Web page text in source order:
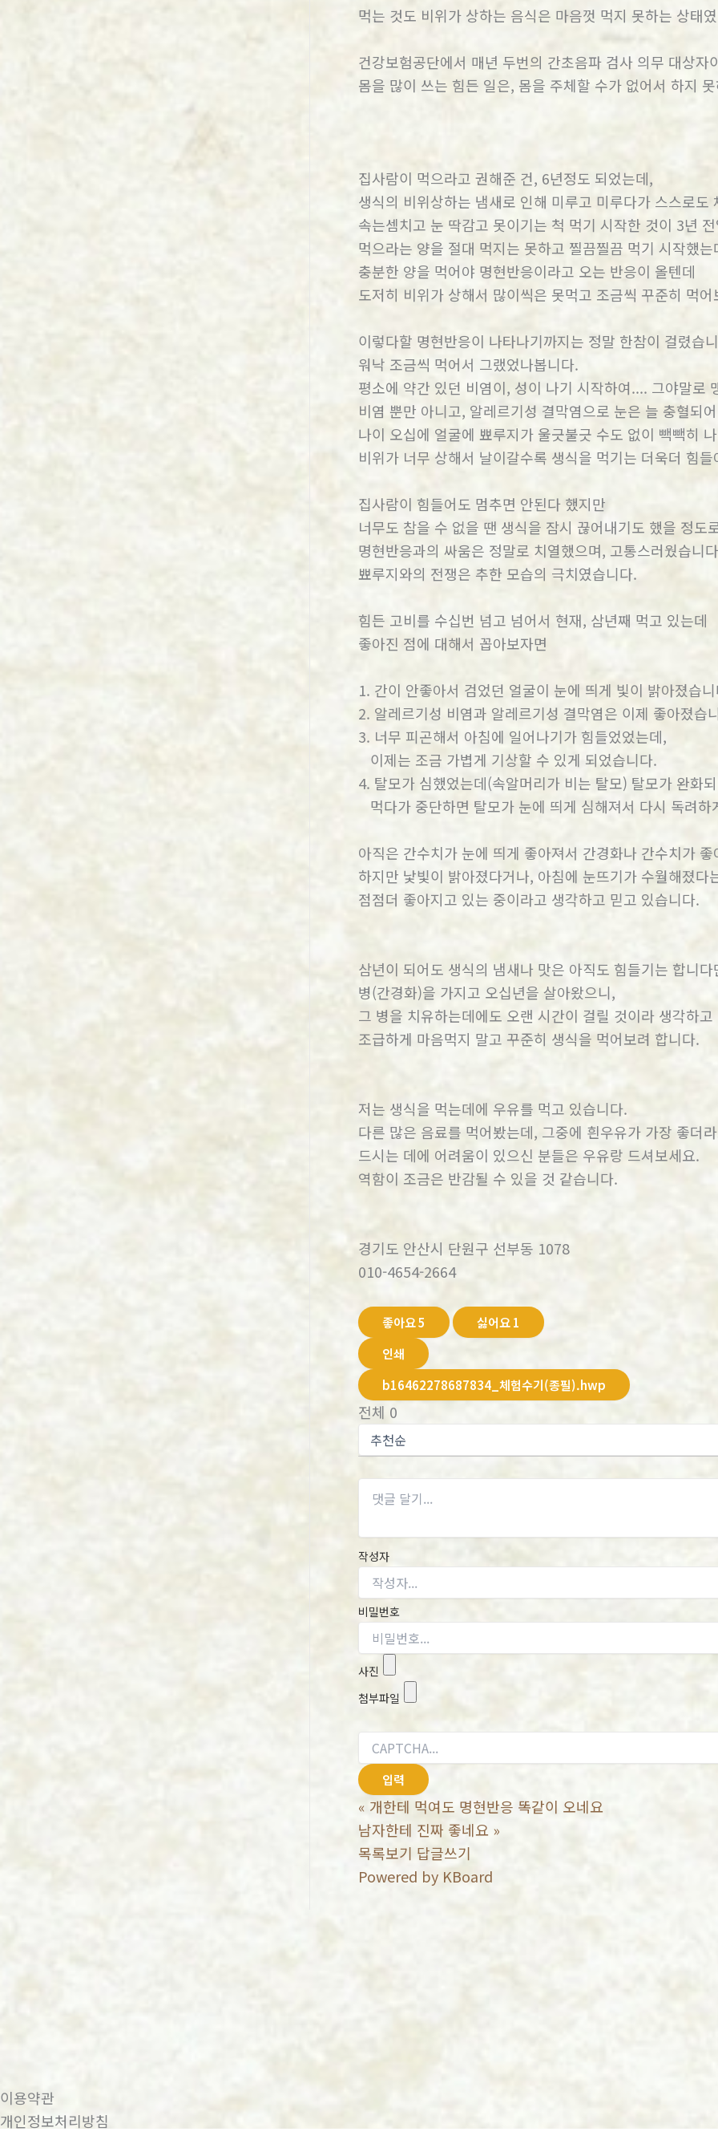
먹는 것도 비위가 상하는 음식은 마음껏 먹지 못하는 상태
건강보험공단에서 매년 두번의 간초음파 검사 의무 대상자
몸을 많이 쓰는 힘든 일은, 몸을 주체할 수가 없어서 하지
집사람이 먹으라고 권해준 건, 6년정도 되었는데,
생식의 비위상하는 냄새로 인해 미루고 미루다가 스스로도
속는셈치고 눈 딱감고 못이기는 척 먹기 시작한 것이 3년
먹으라는 양을 절대 먹지는 못하고 찔끔찔끔 먹기 시작했는
충분한 양을 먹어야 명현반응이라고 오는 반응이 올텐데
도저히 비위가 상해서 많이씩은 못먹고 조금씩 꾸준히 먹
이렇다할 명현반응이 나타나기까지는 정말 한참이 걸렸습
워낙 조금씩 먹어서 그랬었나봅니다.
평소에 약간 있던 비염이, 성이 나기 시작하여.... 그야말로
비염 뿐만 아니고, 알레르기성 결막염으로 눈은 늘 충혈되
나이 오십에 얼굴에 뾰루지가 울긋불긋 수도 없이 빽빽히
비위가 너무 상해서 날이갈수록 생식을 먹기는 더욱더 힘
집사람이 힘들어도 멈추면 안된다 했지만
너무도 참을 수 없을 땐 생식을 잠시 끊어내기도 했을 정도
명현반응과의 싸움은 정말로 치열했으며, 고통스러웠습니
뾰루지와의 전쟁은 추한 모습의 극치였습니다.
힘든 고비를 수십번 넘고 넘어서 현재, 삼년째 먹고 있는데
좋아진 점에 대해서 꼽아보자면
1. 간이 안좋아서 검었던 얼굴이 눈에 띄게 빛이 밝아졌습
2. 알레르기성 비염과 알레르기성 결막염은 이제 좋아졌습
3. 너무 피곤해서 아침에 일어나기가 힘들었었는데,
이제는 조금 가볍게 기상할 수 있게 되었습니다.
4. 탈모가 심했었는데(속알머리가 비는 탈모) 탈모가 완화
먹다가 중단하면 탈모가 눈에 띄게 심해져서 다시 독려하
아직은 간수치가 눈에 띄게 좋아져서 간경화나 간수치가
하지만 낯빛이 밝아졌다거나, 아침에 눈뜨기가 수월해졌
점점더 좋아지고 있는 중이라고 생각하고 믿고 있습니다.
삼년이 되어도 생식의 냄새나 맛은 아직도 힘들기는 합니다
병(간경화)을 가지고 오십년을 살아왔으니,
그 병을 치유하는데에도 오랜 시간이 걸릴 것이라 생각하고
조급하게 마음먹지 말고 꾸준히 생식을 먹어보려 합니다.
저는 생식을 먹는데에 우유를 먹고 있습니다.
다른 많은 음료를 먹어봤는데, 그중에 흰우유가 가장 좋더
드시는 데에 어려움이 있으신 분들은 우유랑 드셔보세요.
역함이 조금은 반감될 수 있을 것 같습니다.
경기도 안산시 단원구 선부동 1078
010-4654-2664
좋아요5 싫어요1
인쇄
b16462278687834_체험수기(종필).hwp
전체 0
작성자
비밀번호
사진
첨부파일
« 개한테 먹여도 명현반응 똑같이 오네요
남자한테 진짜 좋네요 »
목록보기 답글쓰기
Powered by KBoard
이용약관
개인정보처리방침